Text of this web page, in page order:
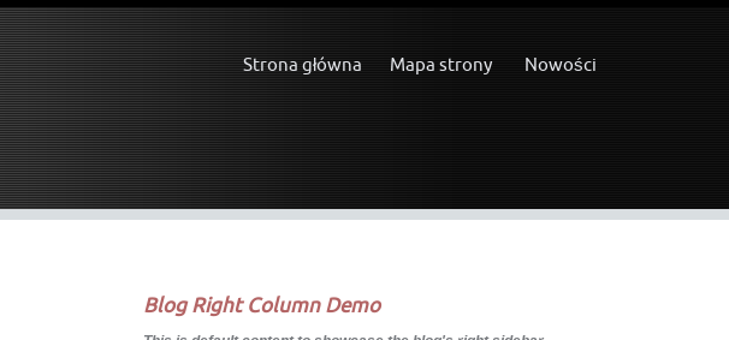
Strona główna Mapa strony Nowości
Blog Right Column Demo